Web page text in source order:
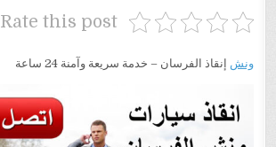
Rate this post
ونش إنقاذ الفرسان – خدمة سريعة وآمنة 24 ساعة